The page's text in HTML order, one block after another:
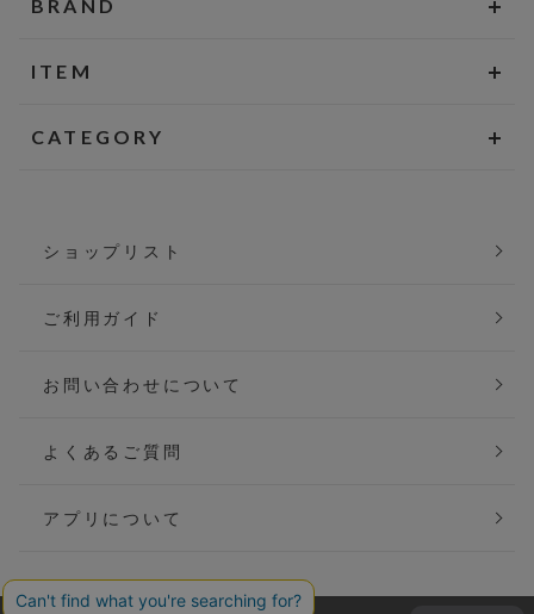
BRAND
ITEM
CATEGORY
ショップリスト
ご利用ガイド
お問い合わせについて
よくあるご質問
アプリについて